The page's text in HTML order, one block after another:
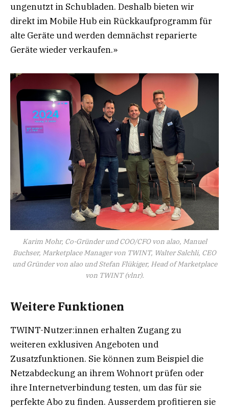
ungenutzt in Schubladen. Deshalb bieten wir
direkt im Mobile Hub ein Rückkaufprogramm für
alte Geräte und werden demnächst reparierte
Geräte wieder verkaufen.»
Karim Mohr, Co-Gründer und COO/CFO von alao, Manuel
Buchser, Marketplace Manager von TWINT, Walter Salchli, CEO
und Gründer von alao und Stefan Flükiger, Head of Marketplace
von TWINT (vlnr).
Weitere Funktionen
TWINT-Nutzer:innen erhalten Zugang zu
weiteren exklusiven Angeboten und
Zusatzfunktionen. Sie können zum Beispiel die
Netzabdeckung an ihrem Wohnort prüfen oder
ihre Internetverbindung testen, um das für sie
perfekte Abo zu finden. Ausserdem profitieren sie